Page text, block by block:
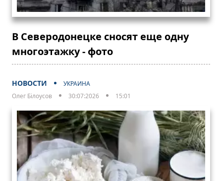
В Северодонецке сносят еще одну
многоэтажку - фото
НОВОСТИ
УКРАИНА
Олег Білоусов
30:07:2026 15:01